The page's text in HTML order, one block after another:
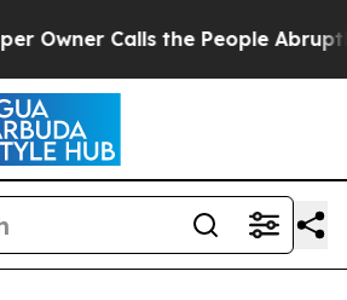
the People Abruptly Laid off